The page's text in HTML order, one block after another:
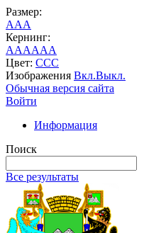
Размер:
AAA
Кернинг:
AAAAAA
Цвет: CCC
Изображения Вкл.Выкл.
Обычная версия сайта
Войти
Информация
Поиск
Все результаты